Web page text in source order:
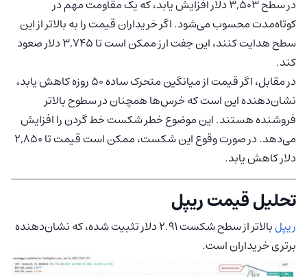
در سطح 3,503 دلار افزایش یابد، که یک مقاومت مهم در
کوتاه‌مدت محسوب می‌شود. اگر خریداران قیمت را به بالاتر از این
سطح هدایت کنند، این جفت ارز ممکن است تا 3,745 دلار صعود
کند.
در مقابل، اگر قیمت از میانگین متحرک ساده 50 روزه کاهش یابد،
نشان‌دهنده این است که خرس‌ها همچنان در سطوح بالاتر
فروشنده هستند. این موضوع خطر شکست خط گردن را افزایش
می‌دهد. در صورت وقوع این شکست، ممکن است قیمت تا 2,850
دلار کاهش یابد.
تحلیل قیمت ریپل
ریپل
بالاتر از سطح شکست 2.91 دلار تثبیت شده، که نشان‌دهنده
برتری خریداران است.